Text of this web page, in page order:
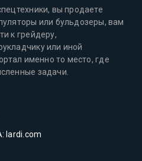
вы продаете
или бульдозеры, вам
к грейдеру,
или иной
именно то место, где
задачи.
lardi.com